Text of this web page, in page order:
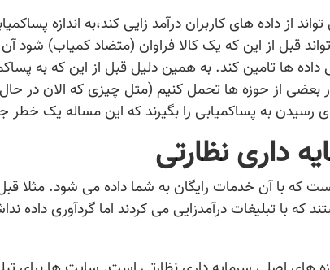
از داده های کاربران درآمد زایی کند،به اندازه
قبل از این که یک کالا فراوان (متضاد کمیاب) شود
ها تامین کند. به همین دلیل قبل از این که به
در بعضی از حوزه ها تحمل کنیم (مثل چیزی که الان در
رسیدن به پساکمیابی را بگیرند که این مساله یک
داری نظارتی
که با آن خدمات رایگان به شما داده می شود. مثلا
که با تبلیغات درآمدزایی می کردند اما گردآوری داده